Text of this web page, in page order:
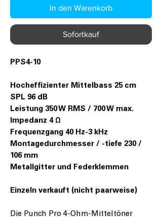
In den Warenkorb
Sofortkauf
PPS4-10
Hocheffizienter Mittelbass 25 cm
SPL 96 dB
Leistung 350 W RMS / 700 W max.
Impedanz 4 Ω
Frequenzgang 40 Hz-3 kHz
Montagedurchmesser / -tiefe 230 /
106 mm
Metallgitter und Federklemmen
Einzeln verkauft (nicht paarweise)
Die Punch Pro 4-Ohm-Mitteltöner